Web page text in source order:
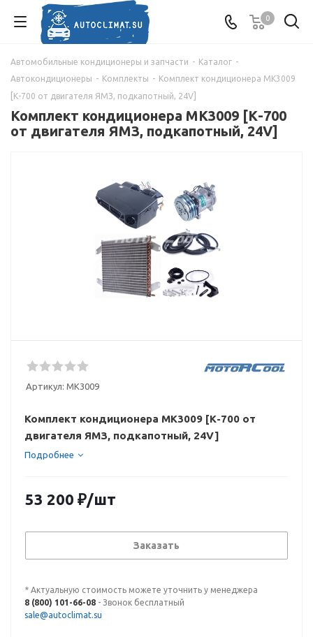
0
Автомобильные кондиционеры и запчасти - Каталог -
Автокондиционеры - Комплекты - Комплект кондиционера МК3009
[К-700 от двигателя ЯМЗ, подкапотный, 24V]
Комплект кондиционера МК3009 [К-700
от двигателя ЯМЗ, подкапотный, 24V]
Артикул: МК3009
Комплект кондиционера МК3009 [К-700 от
двигателя ЯМЗ, подкапотный, 24V]
Подробнее
53 200 ₽/шт
Заказать
* Актуальную стоимость можете уточнить у менеджера
8 (800) 101-66-08 - Звонок бесплатный
sale@autoclimat.su